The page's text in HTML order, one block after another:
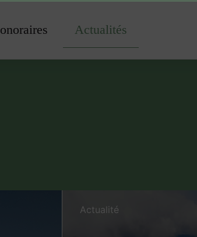
Actualités
Actualité